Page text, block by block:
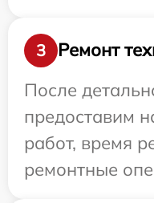
3
Ремонт
После
предоставим
работ, время
ремонтные